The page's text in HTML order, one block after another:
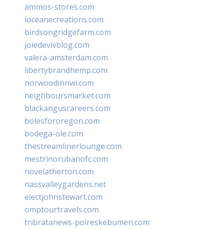
ammos-stores.com
loceanecreations.com
birdsongridgefarm.com
joiedevivblog.com
valera-amsterdam.com
libertybrandhemp.com
norwoodinnwi.com
neighboursmarket.com
blackanguscareers.com
bolesfororegon.com
bodega-ole.com
thestreamlinerlounge.com
mestrinorubanofc.com
novelatherton.com
nassvalleygardens.net
electjohnstewart.com
omptourtravels.com
tribratanews-polreskebumen.com